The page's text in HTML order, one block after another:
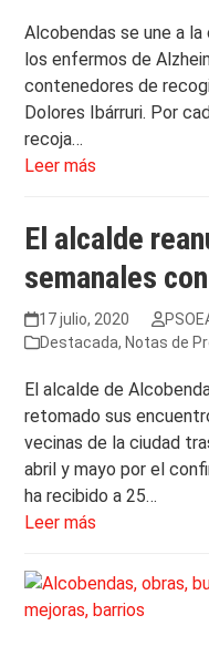
Alcobendas se une a
los enfermos de
contenedores de
Dolores Ibárruri. Por
recoja…
Leer más
El alcalde
semanales
17 julio, 2020
Destacada, Notas de
El alcalde de
retomado sus
vecinas de la ciudad
abril y mayo por el
ha recibido a 25…
Leer más